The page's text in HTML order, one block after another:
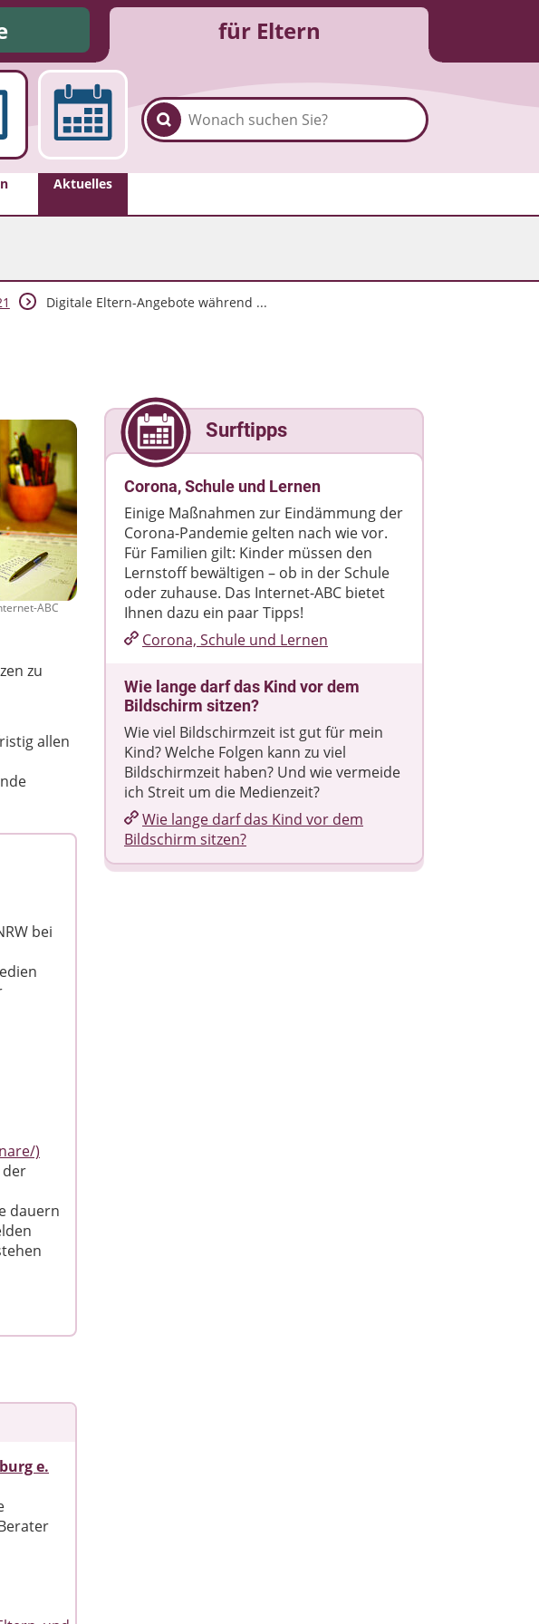
für Eltern
Aktuelles
Digitale Eltern-Angebote während ...
ABC
zu
allen
bei
)
der
dauern
e.
Surftipps
Corona, Schule und Lernen
Einige Maßnahmen zur Eindämmung der
Corona-Pandemie gelten nach wie vor.
Für Familien gilt: Kinder müssen den
Lernstoff bewältigen – ob in der Schule
oder zuhause. Das Internet-ABC bietet
Ihnen dazu ein paar Tipps!
Corona, Schule und Lernen
Wie lange darf das Kind vor dem
Bildschirm sitzen?
Wie viel Bildschirmzeit ist gut für mein
Kind? Welche Folgen kann zu viel
Bildschirmzeit haben? Und wie vermeide
ich Streit um die Medienzeit?
Wie lange darf das Kind vor dem
Bildschirm sitzen?